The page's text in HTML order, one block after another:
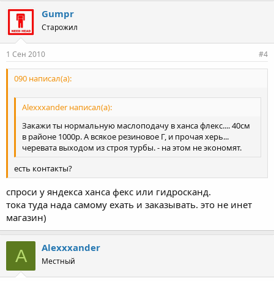
Gumpr
Старожил
1 Сен 2010 #4
090 написал(а):
Alexxxander написал(а):
Закажи ты нормальную маслоподачу в ханса флекс.... 40см
в районе 1000р. А всякое резиновое Г, и прочая херь...
черевата выходом из строя турбы. - на этом не экономят.
есть контакты?
спроси у яндекса ханса фекс или гидросканд.
тока туда нада самому ехать и заказывать. это не инет
магазин)
A Alexxxander
Местный